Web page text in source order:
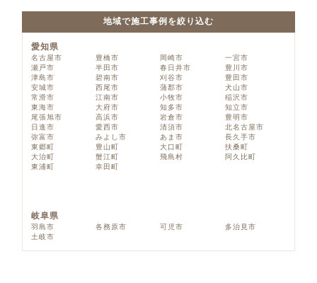
地域で施工事例を絞り込む
愛知県
名古屋市 豊橋市 岡崎市
一宮市
瀬戸市
半田市 春日井市
豊川市
津島市
碧南市 刈谷市
豊田市
安城市
西尾市 蒲郡市
犬山市
常滑市
江南市 小牧市
稲沢市
東海市
大府市 知多市
知立市
尾張旭市
高浜市 岩倉市
豊明市
日進市
愛西市 清須市
北名古屋市
弥富市
みよし市 あま市
長久手市
東郷町
豊山町 大口町
扶桑町
大治町
蟹江町 飛島村
阿久比町
東浦町
幸田町
岐阜県
羽島市 各務原市 可児市
多治見市
土岐市